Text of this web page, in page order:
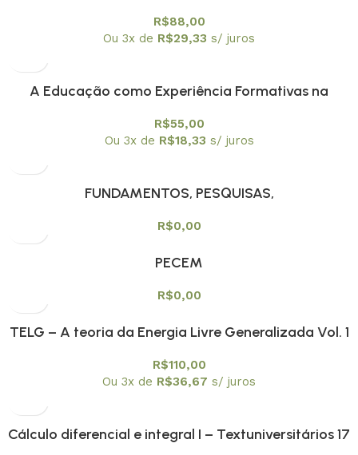
R$88,00
Ou 3x de R$29,33 s/ juros
A Educação como Experiência Formativas na
R$55,00
Ou 3x de R$18,33 s/ juros
FUNDAMENTOS, PESQUISAS,
R$0,00
PECEM
R$0,00
TELG – A teoria da Energia Livre Generalizada Vol. 1
R$110,00
Ou 3x de R$36,67 s/ juros
Cálculo diferencial e integral I – Textuniversitários 17